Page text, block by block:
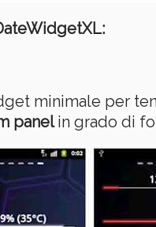
minimale per
panelin grado di